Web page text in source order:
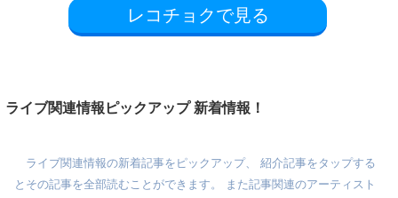
レコチョクで見る
ライブ関連情報ピックアップ 新着情報！
ライブ関連情報の新着記事をピックアップ、 紹介記事をタップする
とその記事を全部読むことができます。 また記事関連のアーティスト